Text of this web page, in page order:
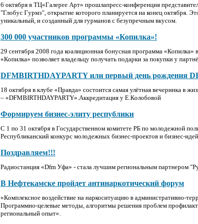
6 октября в ТЦ«Галерее Арт» прошлапресс-конференция
"Глобус Гурмэ", открытие которого планируется на конец октября.
уникальный, и созданный для гурманов с безупречным вкусом.
300 000 участников программы «Копилка»!
29 сентября 2008 года коалиционная бонусная программа
«Копилка» позволяет владельцу получать подарки за покупки у
DFMBIRTHDAYPARTY или первый день рождения
18 октября в клубе «Правда» состоится самая улётная вечеринка в
– «DFMBIRTHDAYPARTY».Аккредитация у Е.Колобовой
Формируем бизнес-элиту республики
С 1 по 31 октября в Государственном комитете РБ по молодежной
Республиканский конкурс молодежных бизнес-проектов и бизнес-
Поздравляем!!!
Радиостанция «Dfm Уфа» - стала лучшим региональным партнером
В Нефтекамске пройдет антинаркотический форум
«Комплексное воздействие на наркоситуацию в административно-
Программно-целевые методы, алгоритмы решения проблем
региональный опыт».